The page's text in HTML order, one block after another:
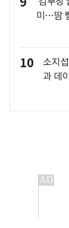
미…땀
10
소지
과 데